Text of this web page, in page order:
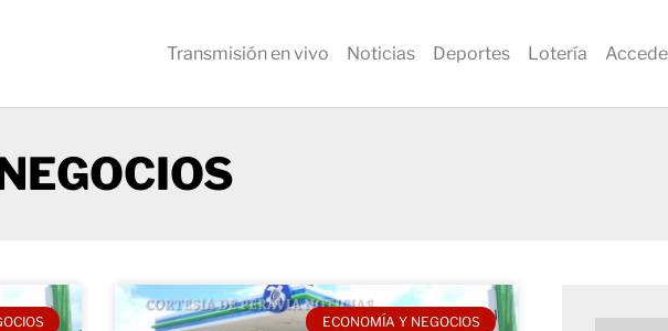
Transmisión en vivo Noticias Deportes Lotería
ECONOMÍA Y NEGOCIOS